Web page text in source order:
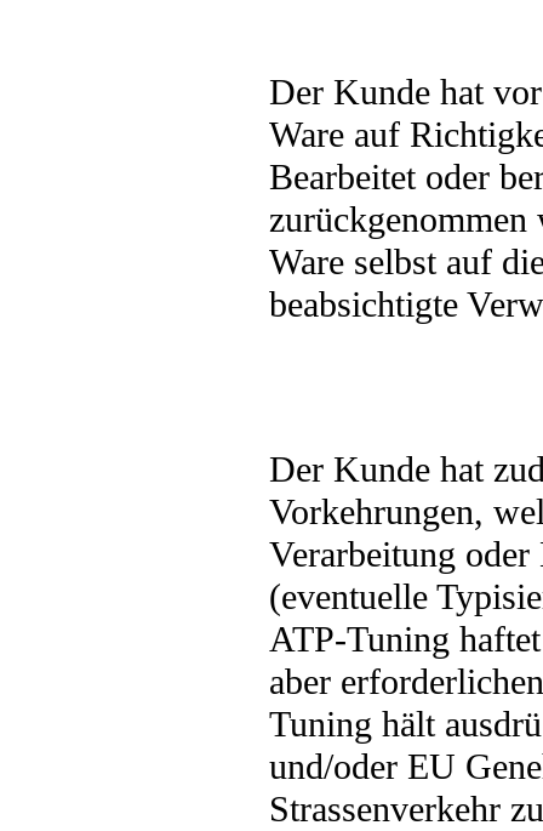
Der Kunde hat
Ware auf
Bearbeitet oder
Ware selbst auf
beabsichtigte
Der Kunde hat
Vorkehrungen,
Verarbeitung oder
(eventuelle
ATP-Tuning
aber
Tuning hält
und/oder EU
Strassenverkehr